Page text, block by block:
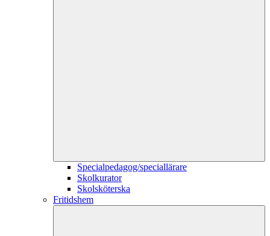
Specialpedagog/speciallärare
Skolkurator
Skolsköterska
Fritidshem